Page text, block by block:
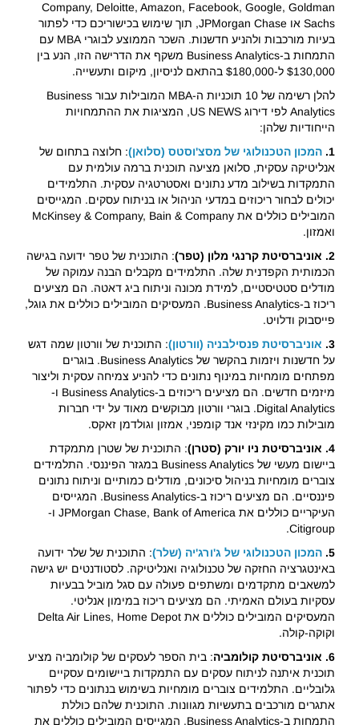
Company, Deloitte, Amazon, Facebook, Google, Goldman
Sachs או JPMorgan Chase, תוך שימוש בכישוריכם כדי לפתור
בעיות מורכבות ולהניע חדשנות. השכר הממוצע לבוגרי MBA עם
התמחות ב-Business Analytics משקף את הדרישה הזו, הנע בין
$130,000 ל-$180,000 בהתאם לניסיון, מיקום ותעשייה.
להלן רשימה של 10 תוכניות ה-MBA המובילות עבור Business
Analytics לפי דירוג US NEWS, המציגות את ההתמחויות
הייחודיות שלהן:
1. המכון הטכנולוגי של מסצ'וסטס (סלואן): חלוצה בתחום של
אנליטיקה עסקית, סלואן מציעה תוכנית ברמה עולמית עם
התמקדות בשילוב מדע נתונים ואסטרטגיה עסקית. התלמידים
יכולים לבחור ריכוזים במדעי הניהול או בניתוח עסקים. המגייסים
המובילים כוללים את McKinsey & Company, Bain & Company
ואמזון.
2. אוניברסיטת קרנגי מלון (טפר)
: התוכנית של טפר ידועה בגישה
הכמותית הקפדנית שלה. התלמידים מקבלים הבנה עמוקה של
מודלים סטטיסטיים, למידת מכונה וניתוח ביג דאטה. הם מציעים
ריכוז ב-Business Analytics. המעסיקים המובילים כוללים את גוגל,
פייסבוק ודלויט.
3. אוניברסיטת פנסילבניה (וורטון): התוכנית של וורטון שמה דגש
על חדשנות ויזמות בהקשר של Business Analytics. בוגרים
מפתחים מומחיות במינוף נתונים כדי להניע צמיחה עסקית וליצור
מיזמים חדשים. הם מציעים ריכוזים ב-Business Analytics ו-
Digital Analytics. בוגרי וורטון מבוקשים מאוד על ידי חברות
מובילות כמו מקינזי אנד קומפני, אמזון וגולדמן זאקס.
4. אוניברסיטת ניו יורק (סטרן)
: התוכנית של שטרן מתמקדת
ביישום מעשי של Business Analytics במגזר הפיננסי. התלמידים
צוברים מומחיות בניהול סיכונים, מודלים כמותיים וניתוח נתונים
פיננסיים. הם מציעים ריכוז ב-Business Analytics. המגייסים
העיקריים כוללים את JPMorgan Chase, Bank of America ו-
Citigroup.
5. המכון הטכנולוגי של ג'ורג'יה (שלר): התוכנית של שלר ידועה
באינטגרציה החזקה של טכנולוגיה ואנליטיקה. לסטודנטים יש גישה
למשאבים מתקדמים ומשתפים פעולה עם סגל מוביל בבעיות
עסקיות בעולם האמיתי. הם מציעים ריכוז במימון אנליטי.
המעסיקים המובילים כוללים את Delta Air Lines, Home Depot
וקוקה-קולה.
6. אוניברסיטת קולומביה
: בית הספר לעסקים של קולומביה מציע
תוכנית איתנה לניתוח עסקים עם התמקדות ביישומים עסקיים
גלובליים. התלמידים צוברים מומחיות בשימוש בנתונים כדי לפתור
אתגרים מורכבים בתעשיות מגוונות. התוכנית שלהם כוללת
התמחות ב-Business Analytics. המגייסים המובילים כוללים את